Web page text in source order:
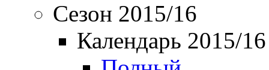
Сезон 2015/16
Календарь 2015/16